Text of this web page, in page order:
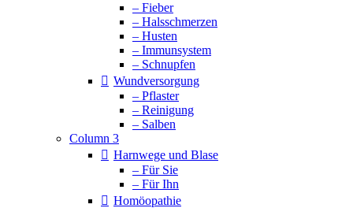
– Fieber
– Halsschmerzen
– Husten
– Immunsystem
– Schnupfen
Wundversorgung
– Pflaster
– Reinigung
– Salben
Column 3
Harnwege und Blase
– Für Sie
– Für Ihn
Homöopathie